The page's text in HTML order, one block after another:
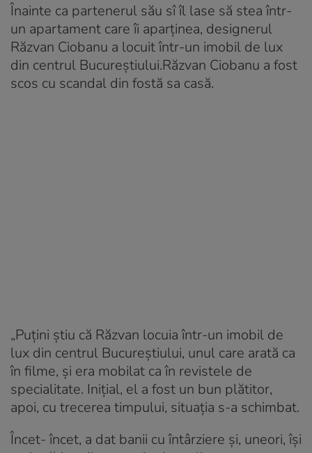
Înainte ca partenerul său sî îl lase să stea într-
un apartament care îi aparținea, designerul
Răzvan Ciobanu a locuit într-un imobil de lux
din centrul Bucureștiului.Răzvan Ciobanu a fost
scos cu scandal din fostă sa casă.
„Puțini știu că Răzvan locuia într-un imobil de
lux din centrul Bucureștiului, unul care arată ca
în filme, și era mobilat ca în revistele de
specialitate. Inițial, el a fost un bun plătitor,
apoi, cu trecerea timpului, situația s-a schimbat.
Încet- încet, a dat banii cu întârziere și, uneori, își